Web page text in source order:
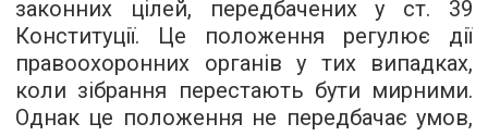
законних цілей, передбачених у ст. 39
Конституції. Це положення регулює дії
правоохоронних органів у тих випадках,
коли зібрання перестають бути мирними.
Однак це положення не передбачає умов,